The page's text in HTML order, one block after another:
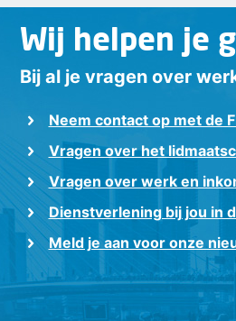
Wij helpen je
Bij al je vragen over
Neem contact op met de
Vragen over het
Vragen over werk en
Dienstverlening bij jou in
Meld je aan voor onze